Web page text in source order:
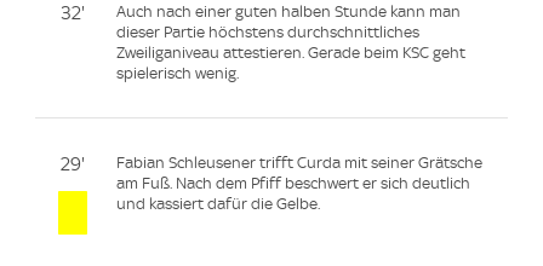
32'
Auch nach einer guten halben Stunde kann man
dieser Partie höchstens durchschnittliches
Zweiliganiveau attestieren. Gerade beim KSC geht
spielerisch wenig.
29'
Fabian Schleusener trifft Curda mit seiner Grätsche
am Fuß. Nach dem Pfiff beschwert er sich deutlich
und kassiert dafür die Gelbe.